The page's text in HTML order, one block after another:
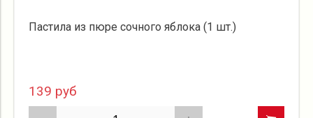
Пастила из пюре сочного яблока (1 шт.)
139 руб